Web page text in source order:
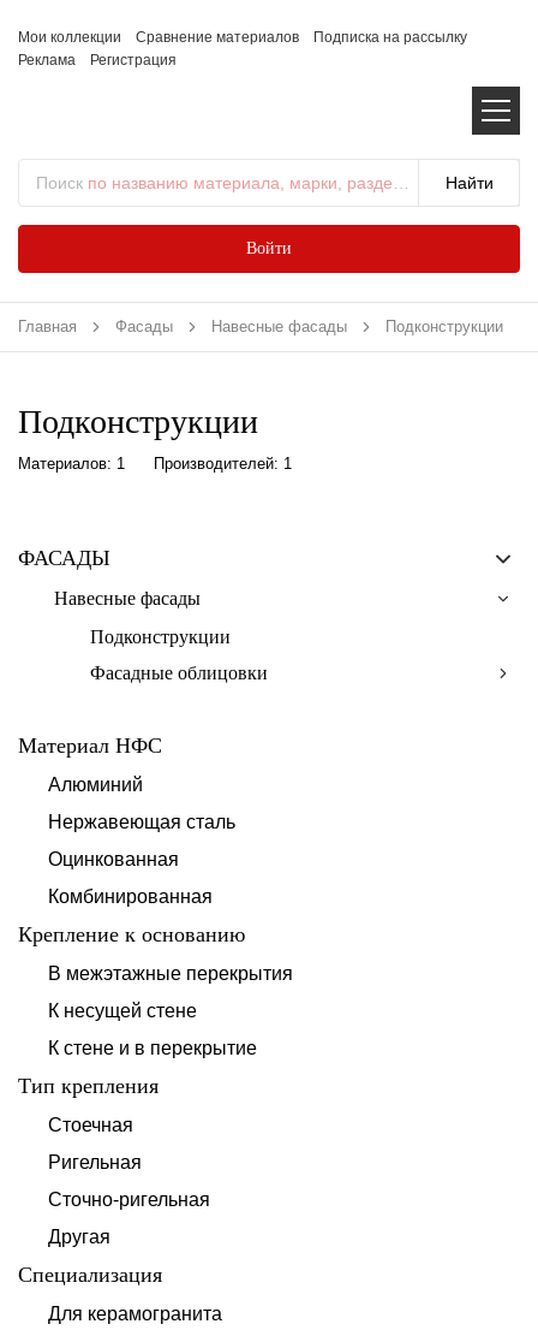
Мои коллекции Сравнение материалов
Подписка на рассылку
Реклама
Регистрация
Поиск по названию материала, марки, раздела...
Войти
Главная Фасады Навесные фасады Подконструкции
Подконструкции
Материалов: 1 Производителей: 1
ФАСАДЫ
Навесные фасады
Подконструкции
Фасадные облицовки
Материал НФС
Алюминий
Нержавеющая сталь
Оцинкованная
Комбинированная
Крепление к основанию
В межэтажные перекрытия
К несущей стене
К стене и в перекрытие
Тип крепления
Стоечная
Ригельная
Сточно-ригельная
Другая
Специализация
Для керамогранита